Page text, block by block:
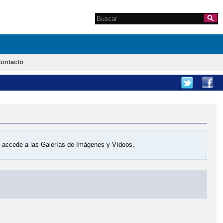
Formulario de
Search this site
a las Galerías de Imágenes y Vídeos.